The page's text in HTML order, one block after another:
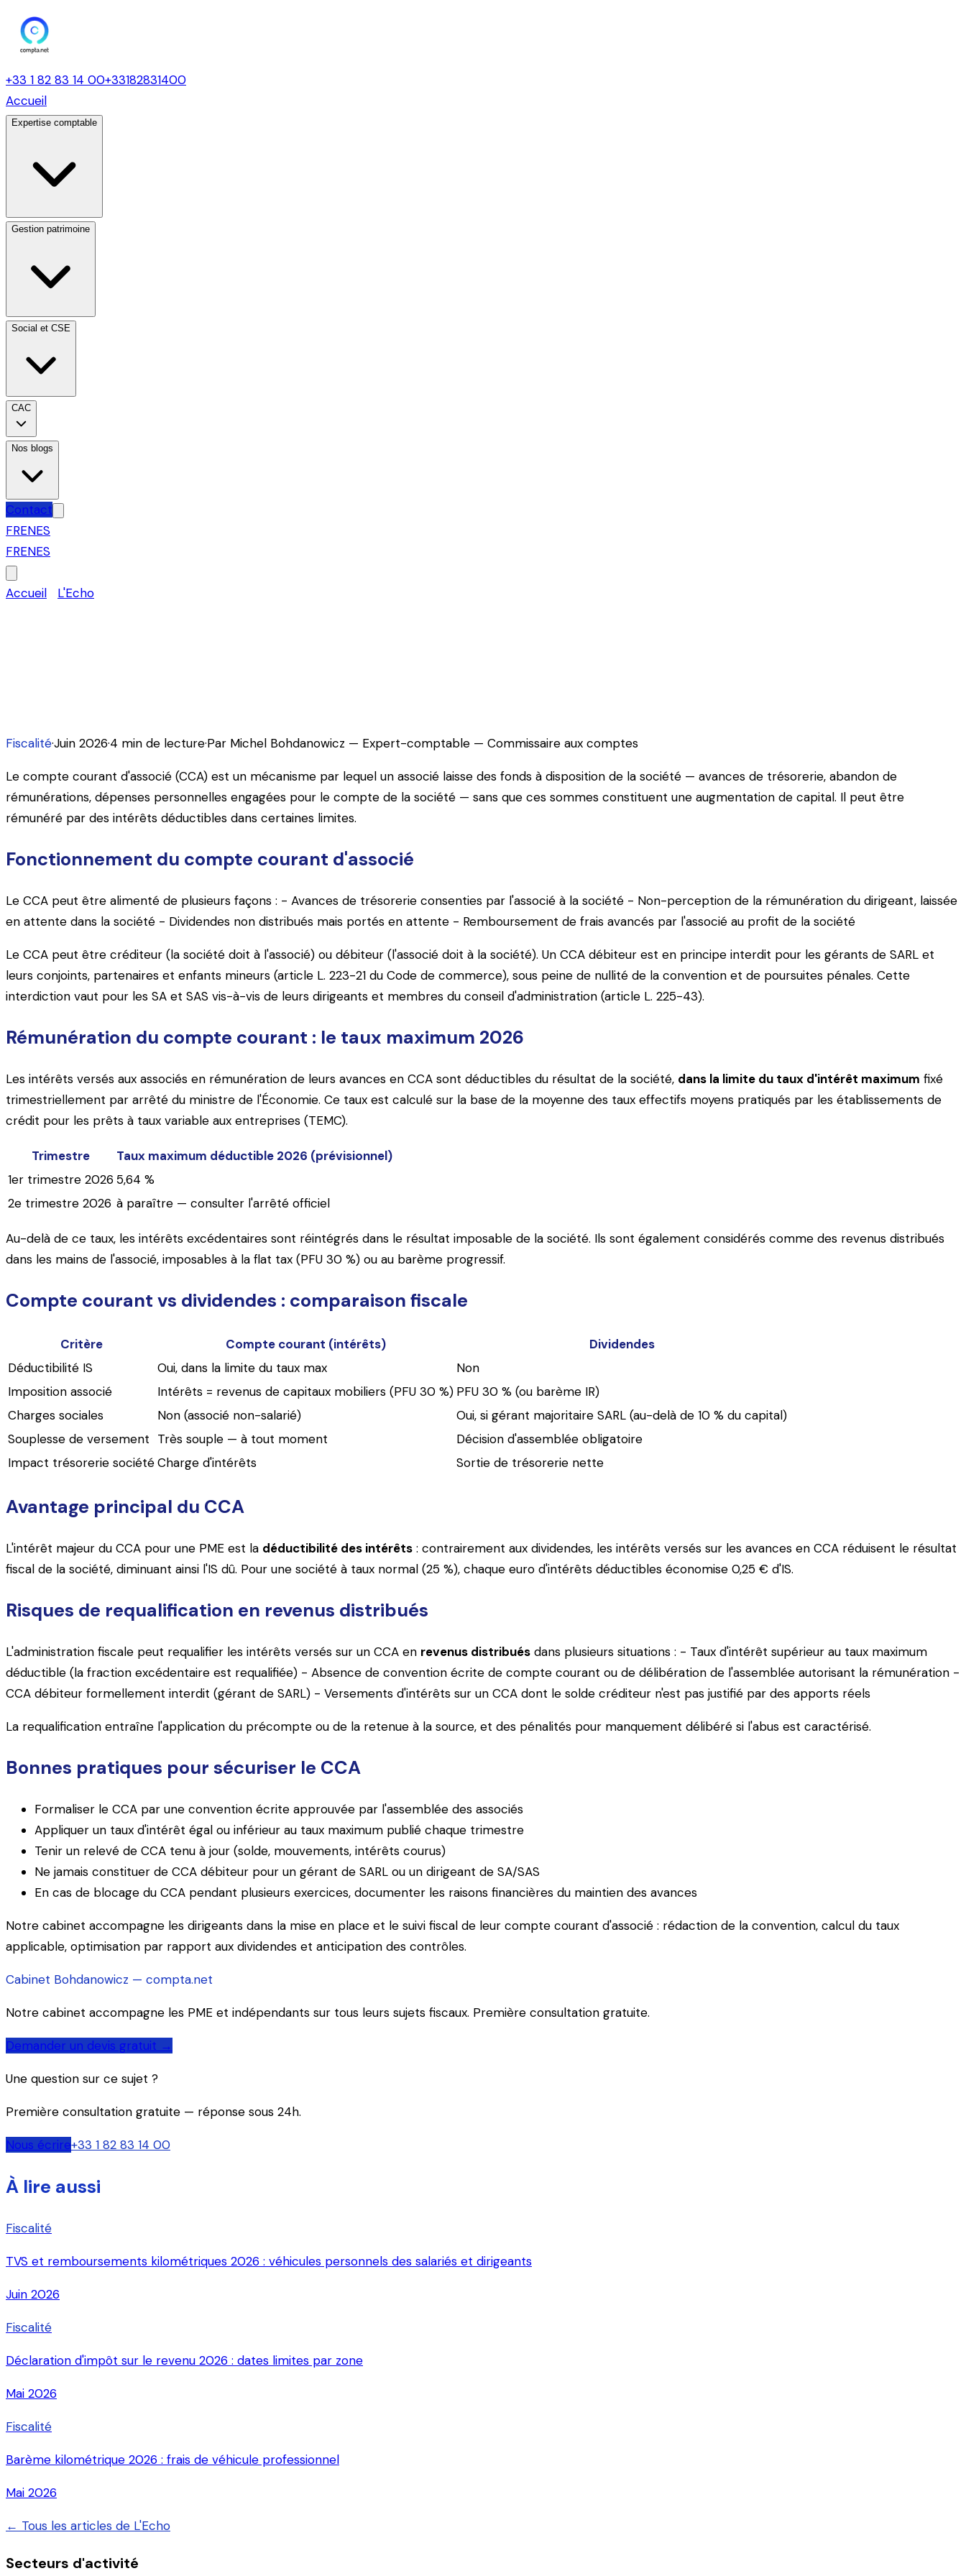
+33 1 82 83 14 00+33182831400
Accueil
Expertise comptable
Gestion patrimoine
Social et CSE
CAC
Nos blogs
Contact
FRENES
FRENES
Accueil L'Echo
Fiscalité·Juin 2026·4 min de lecture·Par Michel Bohdanowicz — Expert-comptable — Commissaire aux comptes
Le compte courant d'associé (CCA) est un mécanisme par lequel un associé laisse des fonds à disposition de la société — avances de trésorerie, abandon de
rémunérations, dépenses personnelles engagées pour le compte de la société — sans que ces sommes constituent une augmentation de capital. Il peut être
rémunéré par des intérêts déductibles dans certaines limites.
Fonctionnement du compte courant d'associé
Le CCA peut être alimenté de plusieurs façons : - Avances de trésorerie consenties par l'associé à la société - Non-perception de la rémunération du dirigeant, laissée
en attente dans la société - Dividendes non distribués mais portés en attente - Remboursement de frais avancés par l'associé au profit de la société
Le CCA peut être créditeur (la société doit à l'associé) ou débiteur (l'associé doit à la société). Un CCA débiteur est en principe interdit pour les gérants de SARL et
leurs conjoints, partenaires et enfants mineurs (article L. 223-21 du Code de commerce), sous peine de nullité de la convention et de poursuites pénales. Cette
interdiction vaut pour les SA et SAS vis-à-vis de leurs dirigeants et membres du conseil d'administration (article L. 225-43).
Rémunération du compte courant : le taux maximum 2026
Les intérêts versés aux associés en rémunération de leurs avances en CCA sont déductibles du résultat de la société, dans la limite du taux d'intérêt maximum fixé
trimestriellement par arrêté du ministre de l'Économie. Ce taux est calculé sur la base de la moyenne des taux effectifs moyens pratiqués par les établissements de
crédit pour les prêts à taux variable aux entreprises (TEMC).
Trimestre
Taux maximum déductible 2026 (prévisionnel)
1er trimestre 2026 5,64 %
2e trimestre 2026 à paraître — consulter l'arrêté officiel
Au-delà de ce taux, les intérêts excédentaires sont réintégrés dans le résultat imposable de la société. Ils sont également considérés comme des revenus distribués
dans les mains de l'associé, imposables à la flat tax (PFU 30 %) ou au barème progressif.
Compte courant vs dividendes : comparaison fiscale
Critère Compte courant (intérêts)
Dividendes
Déductibilité IS
Oui, dans la limite du taux max
Non
Imposition associé
Intérêts = revenus de capitaux mobiliers (PFU 30 %) PFU 30 % (ou barème IR)
Charges sociales
Non (associé non-salarié)
Oui, si gérant majoritaire SARL (au-delà de 10 % du capital)
Souplesse de versement Très souple — à tout moment
Décision d'assemblée obligatoire
Impact trésorerie sociétéCharge d'intérêts Sortie de trésorerie nette
Avantage principal du CCA
L'intérêt majeur du CCA pour une PME est la déductibilité des intérêts : contrairement aux dividendes, les intérêts versés sur les avances en CCA réduisent le résultat
fiscal de la société, diminuant ainsi l'IS dû. Pour une société à taux normal (25 %), chaque euro d'intérêts déductibles économise 0,25 € d'IS.
Risques de requalification en revenus distribués
L'administration fiscale peut requalifier les intérêts versés sur un CCA en revenus distribués dans plusieurs situations : - Taux d'intérêt supérieur au taux maximum
déductible (la fraction excédentaire est requalifiée) - Absence de convention écrite de compte courant ou de délibération de l'assemblée autorisant la rémunération -
CCA débiteur formellement interdit (gérant de SARL) - Versements d'intérêts sur un CCA dont le solde créditeur n'est pas justifié par des apports réels
La requalification entraîne l'application du précompte ou de la retenue à la source, et des pénalités pour manquement délibéré si l'abus est caractérisé.
Bonnes pratiques pour sécuriser le CCA
Formaliser le CCA par une convention écrite approuvée par l'assemblée des associés
Appliquer un taux d'intérêt égal ou inférieur au taux maximum publié chaque trimestre
Tenir un relevé de CCA tenu à jour (solde, mouvements, intérêts courus)
Ne jamais constituer de CCA débiteur pour un gérant de SARL ou un dirigeant de SA/SAS
En cas de blocage du CCA pendant plusieurs exercices, documenter les raisons financières du maintien des avances
Notre cabinet accompagne les dirigeants dans la mise en place et le suivi fiscal de leur compte courant d'associé : rédaction de la convention, calcul du taux
applicable, optimisation par rapport aux dividendes et anticipation des contrôles.
Cabinet Bohdanowicz — compta.net
Notre cabinet accompagne les PME et indépendants sur tous leurs sujets fiscaux. Première consultation gratuite.
Demander un devis gratuit →
Une question sur ce sujet ?
Première consultation gratuite — réponse sous 24h.
Nous écrire+33 1 82 83 14 00
À lire aussi
Fiscalité
TVS et remboursements kilométriques 2026 : véhicules personnels des salariés et dirigeants
Juin 2026
Fiscalité
Déclaration d'impôt sur le revenu 2026 : dates limites par zone
Mai 2026
Fiscalité
Barème kilométrique 2026 : frais de véhicule professionnel
Mai 2026
← Tous les articles de L'Echo
Secteurs d'activité